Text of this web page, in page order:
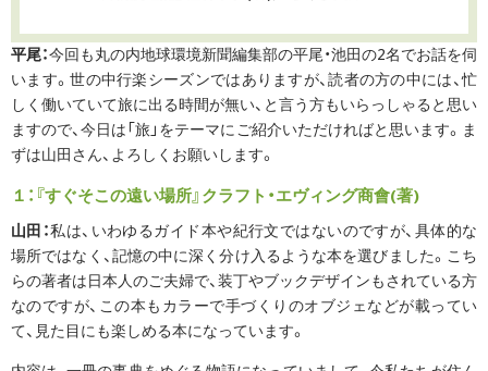
平尾：今回も丸の内地球環境新聞編集部の平尾・池田の2名でお話を伺
います。世の中行楽シーズンではありますが、読者の方の中には、忙
しく働いていて旅に出る時間が無い、と言う方もいらっしゃると思い
ますので、今日は「旅」をテーマにご紹介いただければと思います。ま
ずは山田さん、よろしくお願いします。
１：『すぐそこの遠い場所』クラフト・エヴィング商會(著)
山田：私は、いわゆるガイド本や紀行文ではないのですが、具体的な
場所ではなく、記憶の中に深く分け入るような本を選びました。こち
らの著者は日本人のご夫婦で、装丁やブックデザインもされている方
なのですが、この本もカラーで手づくりのオブジェなどが載ってい
て、見た目にも楽しめる本になっています。